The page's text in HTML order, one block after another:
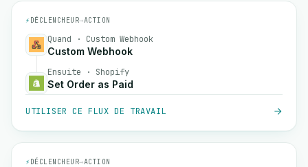
⚡ DÉCLENCHEUR→ACTION
Quand · Custom Webhook
Custom Webhook
Ensuite · Shopify
Set Order as Paid
UTILISER CE FLUX DE TRAVAIL
⚡ DÉCLENCHEUR→ACTION